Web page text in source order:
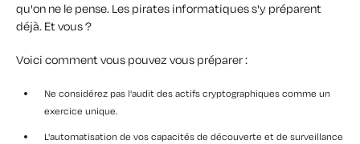
qu'on ne le pense. Les pirates informatiques s'y préparent
déjà. Et vous ?
Voici comment vous pouvez vous préparer :
Ne considérez pas l'audit des actifs cryptographiques comme un
exercice unique.
L'automatisation de vos capacités de découverte et de surveillance